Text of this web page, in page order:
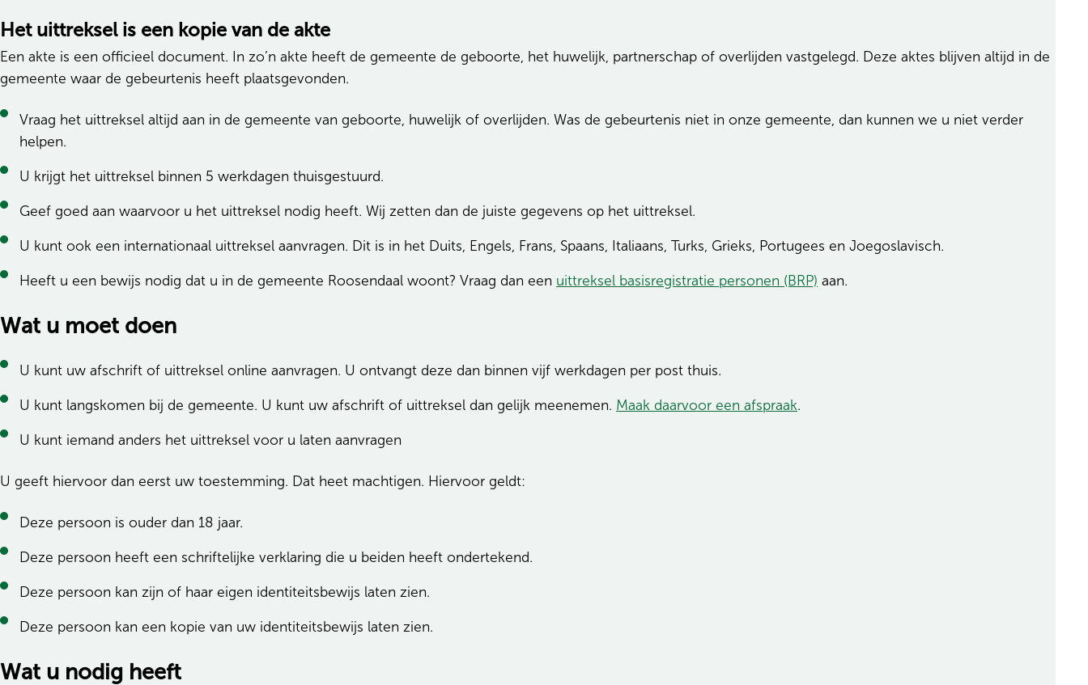
Het uittreksel is een kopie van de akte
Een akte is een officieel document. In zo’n akte heeft de gemeente de geboorte, het huwelijk, partnerschap of overlijden vastgelegd. Deze aktes blijven altijd in de
gemeente waar de gebeurtenis heeft plaatsgevonden.
Vraag het uittreksel altijd aan in de gemeente van geboorte, huwelijk of overlijden. Was de gebeurtenis niet in onze gemeente, dan kunnen we u niet verder
helpen.
U krijgt het uittreksel binnen 5 werkdagen thuisgestuurd.
Geef goed aan waarvoor u het uittreksel nodig heeft. Wij zetten dan de juiste gegevens op het uittreksel.
U kunt ook een internationaal uittreksel aanvragen. Dit is in het Duits, Engels, Frans, Spaans, Italiaans, Turks, Grieks, Portugees en Joegoslavisch.
Heeft u een bewijs nodig dat u in de gemeente Roosendaal woont? Vraag dan een uittreksel basisregistratie personen (BRP) aan.
Wat u moet doen
U kunt uw afschrift of uittreksel online aanvragen. U ontvangt deze dan binnen vijf werkdagen per post thuis.
U kunt langskomen bij de gemeente. U kunt uw afschrift of uittreksel dan gelijk meenemen. Maak daarvoor een afspraak.
U kunt iemand anders het uittreksel voor u laten aanvragen
U geeft hiervoor dan eerst uw toestemming. Dat heet machtigen. Hiervoor geldt:
Deze persoon is ouder dan 18 jaar.
Deze persoon heeft een schriftelijke verklaring die u beiden heeft ondertekend.
Deze persoon kan zijn of haar eigen identiteitsbewijs laten zien.
Deze persoon kan een kopie van uw identiteitsbewijs laten zien.
Wat u nodig heeft